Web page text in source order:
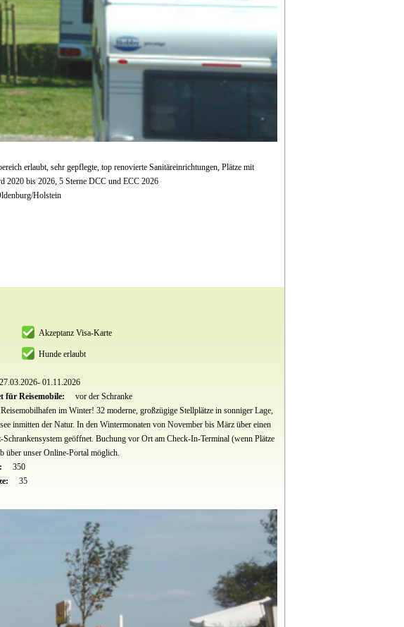
erlaubt, sehr gepflegte, top renovierte Sanitäreinrichtungen, Plätze mit
bis 2026, 5 Sterne DCC und ECC 2026
Holstein
Akzeptanz Visa-Karte
Hunde erlaubt
27.03.2026- 01.11.2026
für Reisemobile:
vor der Schranke
Reisemobilhafen im Winter! 32 moderne, großzügige Stellplätze in sonniger Lage,
inmitten der Natur. In den Wintermonaten von November bis März über einen
geöffnet. Buchung vor Ort am Check-In-Terminal (wenn Plätze
über unser Online-Portal möglich.
350
35